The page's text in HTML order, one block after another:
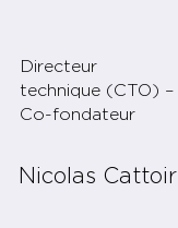
Directeur
technique (CTO) –
Co-fondateur
Nicolas Cattoir